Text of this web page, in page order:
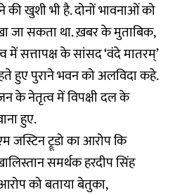
खुशी भी है. दोनों भावनाओं को
जा सकता था. ख़बर के मुताबिक,
में सत्तापक्ष के सांसद ‘वंदे मातरम्’
हुए पुराने भवन को अलविदा कहे.
के नेतृत्व में विपक्षी दल के
हुए.
ट्रूडो का आरोप कि
समर्थक हरदीप सिंह
को बताया बेतुका,